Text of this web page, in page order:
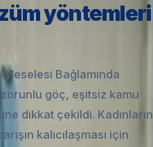
yöntemleri
Bağlamında
göç, eşitsiz kamu
dikkat çekildi. Kadınların
kalıcılaşması için